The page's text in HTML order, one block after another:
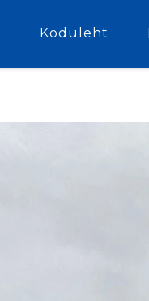
Koduleht